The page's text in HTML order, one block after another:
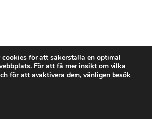
cookies för att säkerställa en optimal
För att få mer insikt om vilka
för att avaktivera dem, vänligen besök